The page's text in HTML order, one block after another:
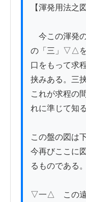
【渾発用法之図
今この渾発
の「三」▽△を
口をもって求
挟みある。三
これが求程の
れに準じて知
この盤の図は
今再びここに
るものである。
▽一△　この